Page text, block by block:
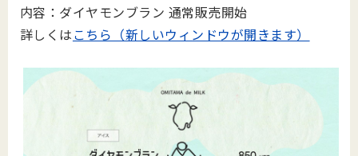
内容：ダイヤモンブラン 通常販売開始
詳しくはこちら（新しいウィンドウが開きます）